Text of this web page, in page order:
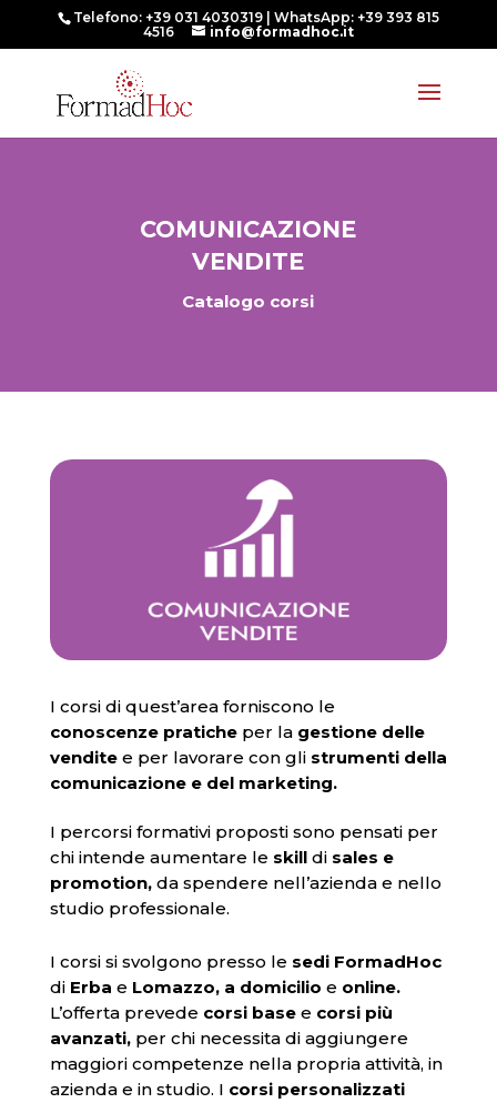
Telefono: +39 031 4030319 | WhatsApp: +39 393 815
4516
info@formadhoc.it
COMUNICAZIONE
VENDITE
Catalogo corsi
I corsi di quest’area forniscono le
conoscenze praticheper la gestione delle
venditee per lavorare con gli strumenti della
comunicazione e del marketing.
I percorsi formativi proposti sono pensati per
chi intende aumentare le skilldi sales e
promotion,da spendere nell’azienda e nello
studio professionale.
I corsi si svolgono presso le sedi FormadHoc
di Erba e Lomazzo, a domicilio e online.
L’offerta prevede corsi basee corsi più
avanzati,per chi necessita di aggiungere
maggiori competenze nella propria attività, in
azienda e in studio. I corsi personalizzati